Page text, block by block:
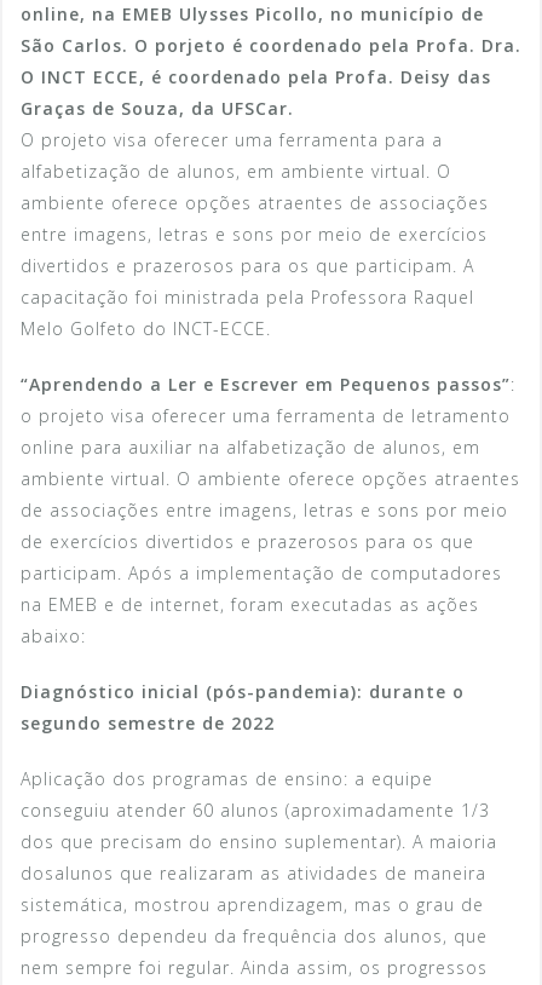
online, na EMEB Ulysses Picollo, no município de
São Carlos. O porjeto é coordenado pela Profa. Dra.
O INCT ECCE, é coordenado pela Profa. Deisy das
Graças de Souza, da UFSCar.
O projeto visa oferecer uma ferramenta para a
alfabetização de alunos, em ambiente virtual. O
ambiente oferece opções atraentes de associações
entre imagens, letras e sons por meio de exercícios
divertidos e prazerosos para os que participam. A
capacitação foi ministrada pela Professora Raquel
Melo Golfeto do INCT-ECCE.
“Aprendendo a Ler e Escrever em Pequenos passos”:
o projeto visa oferecer uma ferramenta de letramento
online para auxiliar na alfabetização de alunos, em
ambiente virtual. O ambiente oferece opções atraentes
de associações entre imagens, letras e sons por meio
de exercícios divertidos e prazerosos para os que
participam. Após a implementação de computadores
na EMEB e de internet, foram executadas as ações
abaixo:
Diagnóstico inicial (pós-pandemia): durante o
segundo semestre de 2022
Aplicação dos programas de ensino: a equipe
conseguiu atender 60 alunos (aproximadamente 1/3
dos que precisam do ensino suplementar). A maioria
dosalunos que realizaram as atividades de maneira
sistemática, mostrou aprendizagem, mas o grau de
progresso dependeu da frequência dos alunos, que
nem sempre foi regular. Ainda assim, os progressos